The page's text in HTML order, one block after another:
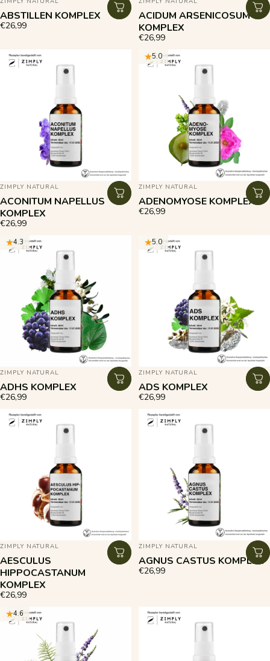
ABSTILLEN KOMPLEX
€26,99
ACIDUM ARSENICOSUM
KOMPLEX
€26,99
ANBIETER:
ZIMPLY NATURAL
ACONITUM NAPELLUS
KOMPLEX
€26,99
5.0
ANBIETER:
ZIMPLY NATURAL
ADENOMYOSE KOMPLEX
€26,99
4.3
ANBIETER:
ZIMPLY NATURAL
ADHS KOMPLEX
€26,99
5.0
ANBIETER:
ZIMPLY NATURAL
ADS KOMPLEX
€26,99
ANBIETER:
ZIMPLY NATURAL
AESCULUS
HIPPOCASTANUM
KOMPLEX
€26,99
ANBIETER:
ZIMPLY NATURAL
AGNUS CASTUS KOMPLEX
€26,99
4.6